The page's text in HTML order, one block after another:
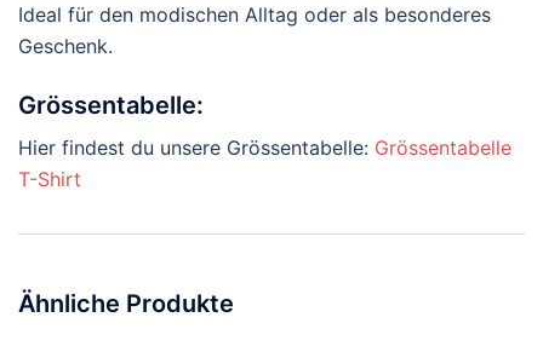
Ideal für den modischen Alltag oder als besonderes
Geschenk.
Grössentabelle:
Hier findest du unsere Grössentabelle: Grössentabelle
T-Shirt
Ähnliche Produkte